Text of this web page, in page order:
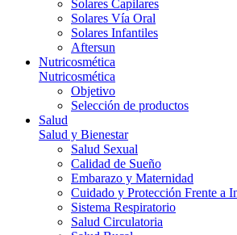
Solares Capilares
Solares Vía Oral
Solares Infantiles
Aftersun
Nutricosmética
Nutricosmética
Objetivo
Selección de productos
Salud
Salud y Bienestar
Salud Sexual
Calidad de Sueño
Embarazo y Maternidad
Cuidado y Protección Frente a
Sistema Respiratorio
Salud Circulatoria